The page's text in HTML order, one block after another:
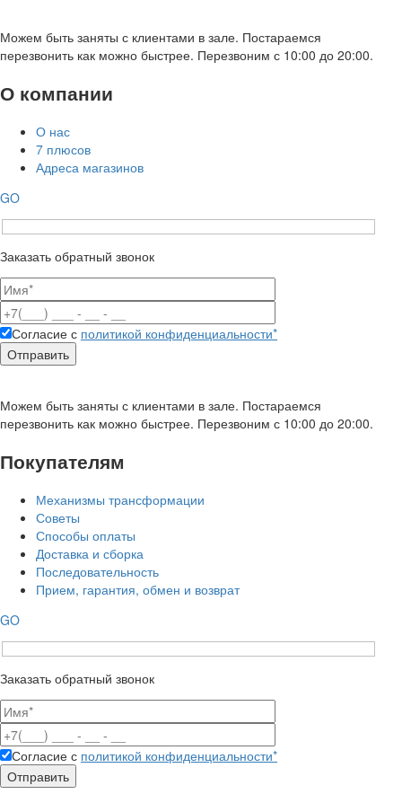
Можем быть заняты с клиентами в зале. Постараемся
перезвонить как можно быстрее. Перезвоним с 10:00 до 20:00.
О компании
О нас
7 плюсов
Адреса магазинов
GO
Заказать обратный звонок
Согласие с политикой конфиденциальности*
Можем быть заняты с клиентами в зале. Постараемся
перезвонить как можно быстрее. Перезвоним с 10:00 до 20:00.
Покупателям
Механизмы трансформации
Советы
Способы оплаты
Доставка и сборка
Последовательность
Прием, гарантия, обмен и возврат
GO
Заказать обратный звонок
Согласие с политикой конфиденциальности*